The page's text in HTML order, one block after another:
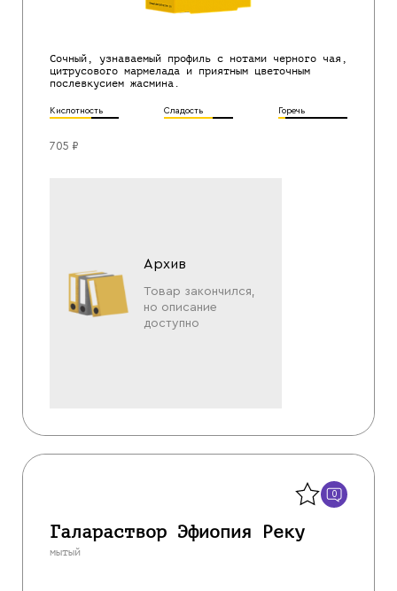
Сочный, узнаваемый профиль с нотами черного чая,
цитрусового мармелада и приятным цветочным
послевкусием жасмина.
Кислотность Сладость Горечь
705 ₽
Архив
Товар закончился,
но описание
доступно
0
Галараствор Эфиопия Реку
мытый